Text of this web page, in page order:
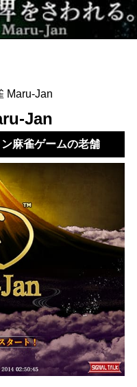
Maru-Jan
Jan
麻雀ゲームの老舗